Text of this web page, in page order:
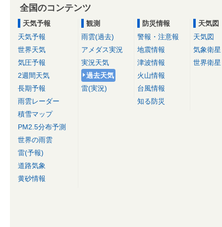
全国のコンテンツ
天気予報
天気予報
世界天気
気圧予報
2週間天気
長期予報
雨雲レーダー
積雪マップ
PM2.5分布予測
世界の雨雲
雷(予報)
道路気象
黄砂情報
観測
雨雲(過去)
アメダス実況
実況天気
過去天気
雷(実況)
防災情報
警報・注意報
地震情報
津波情報
火山情報
台風情報
知る防災
天気図
天気図
気象衛星
世界衛星